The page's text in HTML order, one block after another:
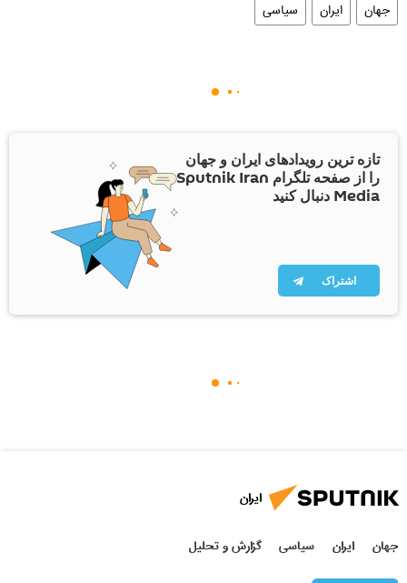
جهان ایران سیاسی
تازه ترین رویدادهای ایران و جهان
را از صفحه تلگرام Sputnik Iran
Media دنبال کنید
اشتراک
ایران
جهان ایران سیاسی گزارش و تحلیل